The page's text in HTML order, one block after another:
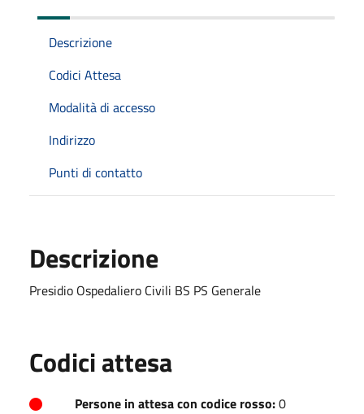
Descrizione
Codici Attesa
Modalità di accesso
Indirizzo
Punti di contatto
Descrizione
Presidio Ospedaliero Civili BS PS Generale
Codici attesa
Persone in attesa con codice rosso:0